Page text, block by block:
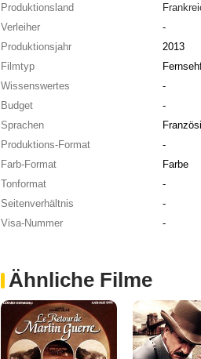
Produktionsland
Verleiher
-
Produktionsjahr
2013
Filmtyp
Wissenswertes
-
Budget
-
Sprachen
Produktions-Format
-
Farb-Format
Farbe
Tonformat
-
Seitenverhältnis
-
Visa-Nummer
-
Ähnliche Filme